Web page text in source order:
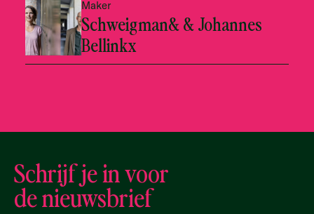
Maker
Schweigman& & Johannes
Bellinkx
Schrijf je in voor
de nieuwsbrief